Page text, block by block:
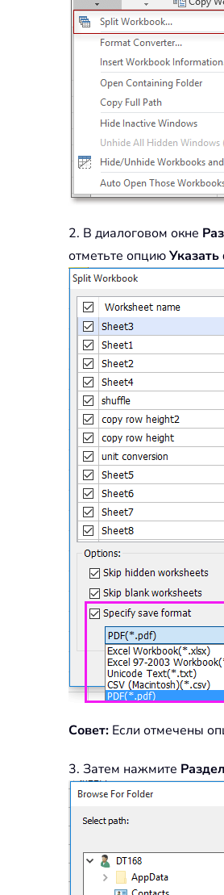
2. В диалоговом окне
отметьте опцию
Совет: Если отмечены
3. Затем нажмите